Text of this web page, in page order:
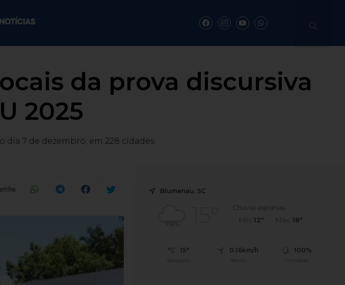
da prova discursiva
2025
dia 7 de dezembro, em 228 cidades
Blumenau, SC
15°
Chuvas esparsas
Mín.12° Máx.18°
15°
Sensação
0.16km/h
Vento
100%
Umidade